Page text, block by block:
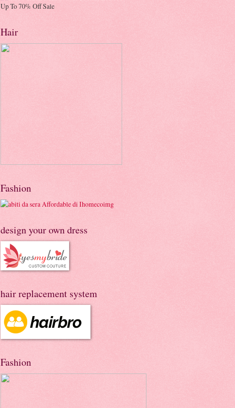
Up To 70% Off Sale
Hair
Fashion
design your own dress
hair replacement system
Fashion